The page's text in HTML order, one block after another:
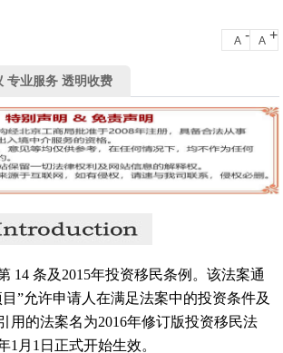
A - A +
专业服务 透明收费
14 条及2015年投资移民条例。该法案通
”允许申请人在满足法案中的投资条件及
用的法案名为2016年修订版投资移民法
1月1日正式开始生效。